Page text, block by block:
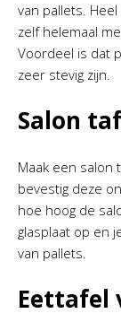
van pallets.
zelf helemaal
Voordeel is dat
zeer stevig zijn.
Salon
Maak een salon
bevestig deze
hoe hoog de
glasplaat op en
van pallets.
Eettafel